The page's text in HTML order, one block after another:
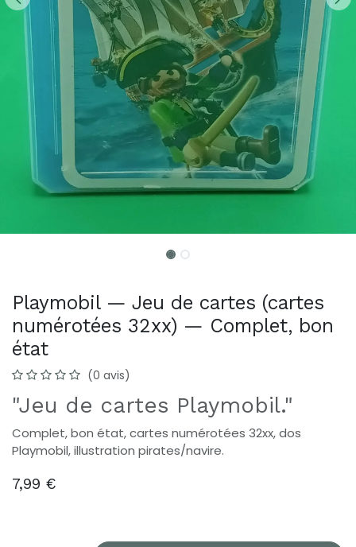
Playmobil — Jeu de cartes (cartes
numérotées 32xx) — Complet, bon
état
(0 avis)
"Jeu de cartes Playmobil."
Complet, bon état, cartes numérotées 32xx, dos
Playmobil, illustration pirates/navire.
7,99 €